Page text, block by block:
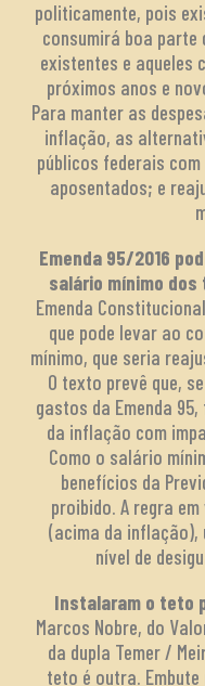
politicamente, pois
consumirá boa parte
existentes e aqueles
próximos anos e
Para manter as
inflação, as
públicos federais
aposentados; e
Emenda 95/2016
salário mínimo
Emenda
que pode levar ao
mínimo, que seria
O texto prevê que,
gastos da Emenda
da inflação com
Como o salário
benefícios da
proibido. A regra
(acima da inflação),
nível de
Instalaram o teto
Marcos Nobre, do
da dupla Temer /
teto é outra. Embute